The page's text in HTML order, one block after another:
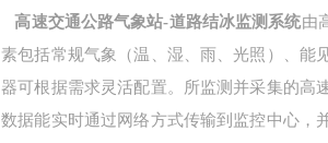
高速交通公路气象站-道路结冰监测系统由
素包括常规气象（温、湿、雨、光照）、能
器可根据需求灵活配置。所监测并采集的高
数据能实时通过网络方式传输到监控中心，